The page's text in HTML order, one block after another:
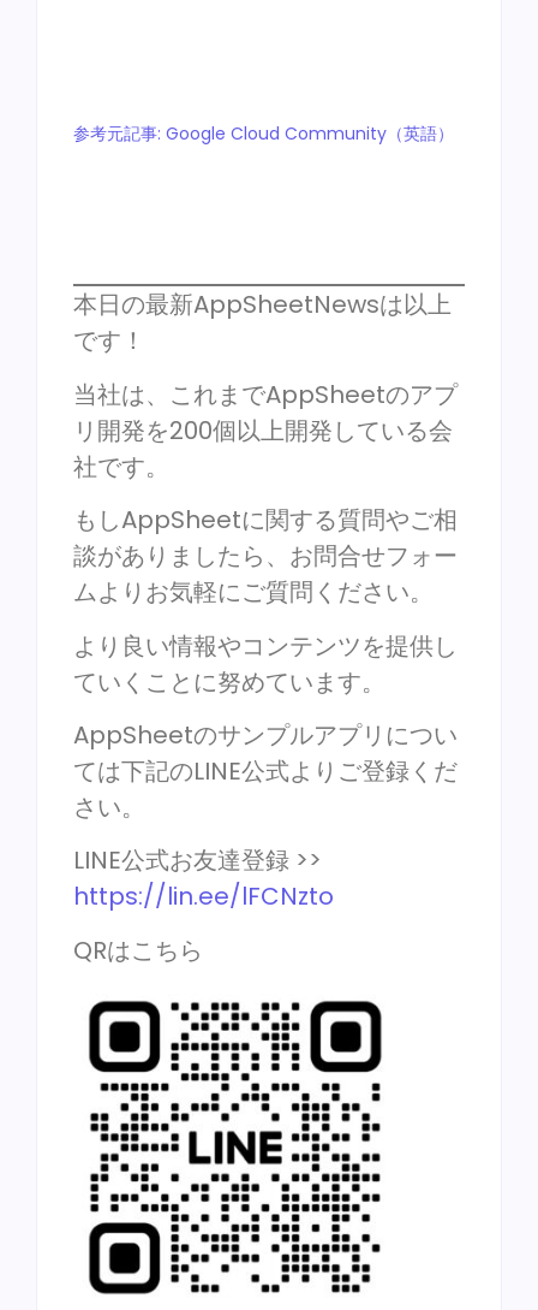
参考元記事: Google Cloud Community（英語）
本日の最新AppSheetNewsは以上
です！
当社は、これまでAppSheetのアプ
リ開発を200個以上開発している会
社です。
もしAppSheetに関する質問やご相
談がありましたら、お問合せフォー
ムよりお気軽にご質問ください。
より良い情報やコンテンツを提供し
ていくことに努めています。
AppSheetのサンプルアプリについ
ては下記のLINE公式よりご登録くだ
さい。
LINE公式お友達登録 >>
https://lin.ee/lFCNzto
QRはこちら